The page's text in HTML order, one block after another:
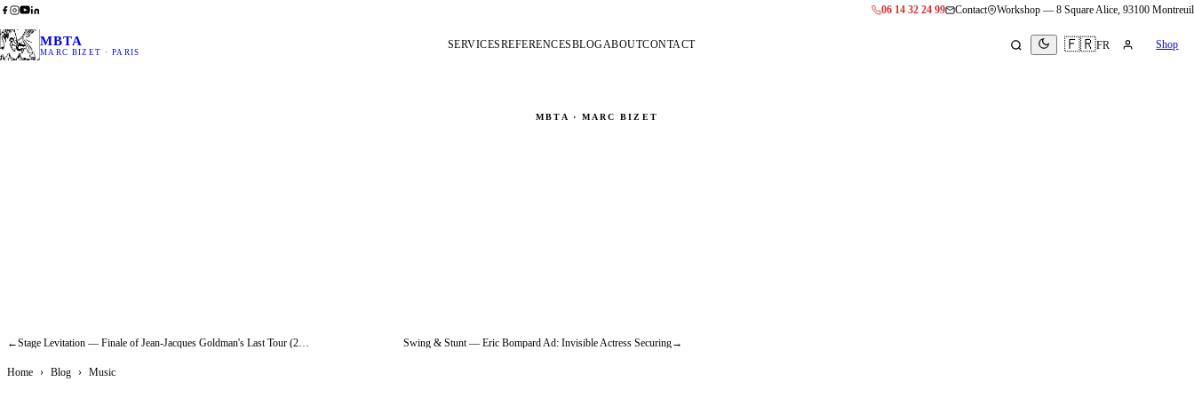
06 14 32 24 99 Contact Workshop — 8 Square Alice, 93100 Montreuil
MBTA
MARC BIZET · PARIS
SERVICESREFERENCESBLOGABOUTCONTACT 🇫🇷FR Shop
MBTA · MARC BIZET
← Swing & Stunt — Eric Bompard Ad: Invisible Actress Securing→
Home › Blog › Music